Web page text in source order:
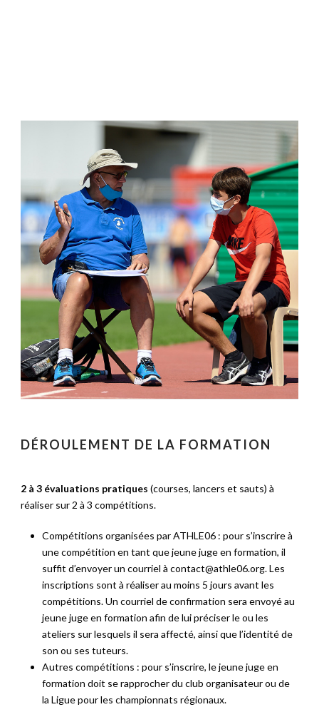
DÉROULEMENT DE LA FORMATION
2 à 3 évaluations pratiques (courses, lancers et sauts) à
réaliser sur 2 à 3 compétitions.
Compétitions organisées par ATHLE06 : pour s’inscrire à
une compétition en tant que jeune juge en formation, il
suffit d’envoyer un courriel à contact@athle06.org. Les
inscriptions sont à réaliser au moins 5 jours avant les
compétitions. Un courriel de confirmation sera envoyé au
jeune juge en formation afin de lui préciser le ou les
ateliers sur lesquels il sera affecté, ainsi que l’identité de
son ou ses tuteurs.
Autres compétitions : pour s’inscrire, le jeune juge en
formation doit se rapprocher du club organisateur ou de
la Ligue pour les championnats régionaux.